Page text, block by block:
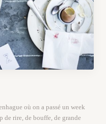
où on a passé un week
de rire, de bouffe, de grande